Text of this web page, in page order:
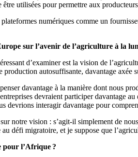
être utilisées pour permettre aux
numériques comme un
sur l’avenir de l’agriculture à la
d’examiner est la vision de
production autosuffisante, davantage axée
davantage à la manière dont nous
devraient participer davantage
devrions interagir davantage pour
notre vision : s’agit-il simplement de
défi migratoire, et je suppose que
pour l’Afrique ?